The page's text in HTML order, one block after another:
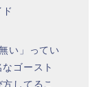
い」ってい
ゴースト
してるこ